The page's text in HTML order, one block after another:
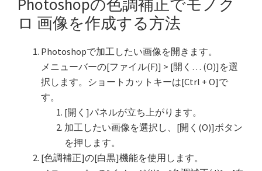
Photoshopの色調補正でモノク
ロ 画像を作成する方法
Photoshopで加工したい画像を開きます。
メニューバーの[ファイル(F)] > [開く… (O)]を選
択します。ショートカットキーは[Ctrl + O]で
す。
[開く]パネルが立ち上がります。
加工したい画像を選択し、[開く(O)]ボタン
を押します。
[色調補正]の[白黒]機能を使用します。